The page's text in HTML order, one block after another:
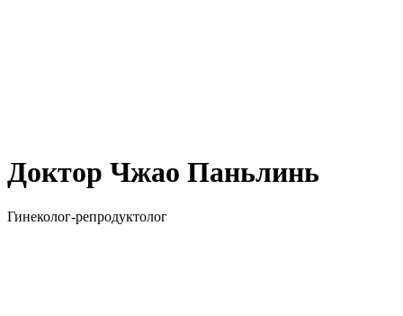
Доктор Чжао Паньлинь
Гинеколог-репродуктолог